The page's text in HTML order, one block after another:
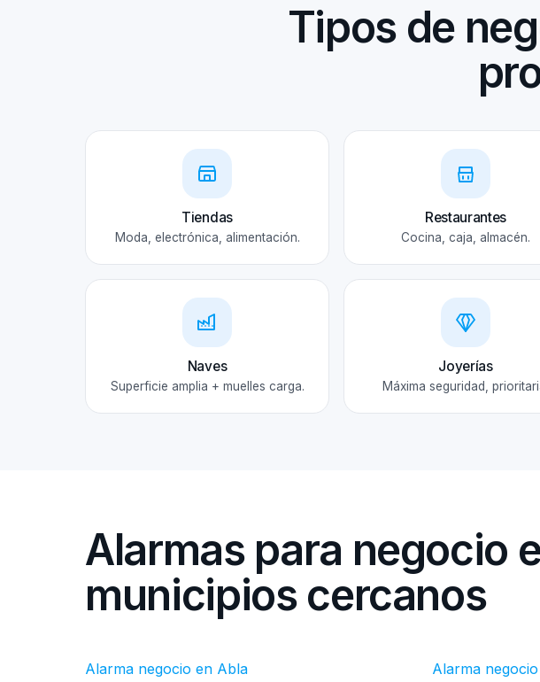
Tipos de
Tiendas
Moda, electrónica, alimentación.
Restaurantes
Cocina, caja, almacén.
Naves
Superficie amplia + muelles carga.
Joyerías
Máxima seguridad,
Alarmas para negocio
municipios cercanos
Alarma negocio en Abla
Alarma